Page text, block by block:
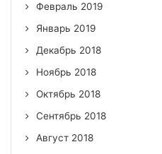
Февраль 2019
Январь 2019
Декабрь 2018
Ноябрь 2018
Октябрь 2018
Сентябрь 2018
Август 2018